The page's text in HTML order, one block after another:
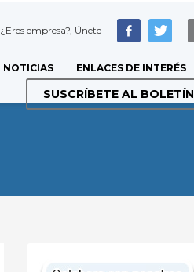
¿Eres empresa?, Únete
NOTICIAS ENLACES DE INTERÉS
SUSCRÍBETE AL BOLETÍN